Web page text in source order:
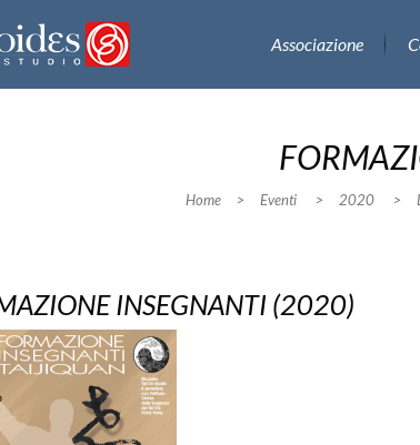
Associazione
Home > Eventi > 2020 >
INSEGNANTI (2020)